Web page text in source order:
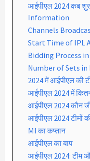
आईपीएल 2024 कब
Information
Channels
Start Time of IPL
Bidding Process
Number of Sets in
2024 में आईपीएल की
आईपीएल 2024 में
आईपीएल 2024 कौन
आईपीएल 2024 टीमों
MI का कप्तान
आईपीएल का बाप
आईपीएल 2024: टीम